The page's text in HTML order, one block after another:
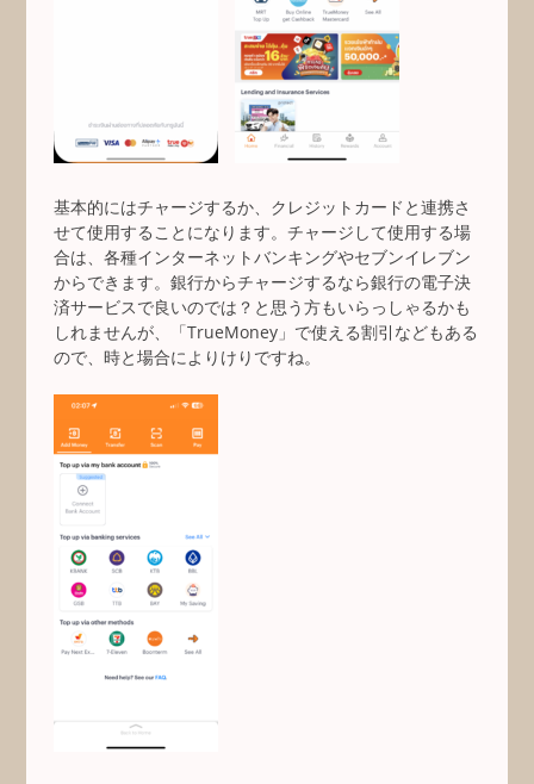
基本的にはチャージするか、クレジットカードと連携さ
せて使用することになります。チャージして使用する場
合は、各種インターネットバンキングやセブンイレブン
からできます。銀行からチャージするなら銀行の電子決
済サービスで良いのでは？と思う方もいらっしゃるかも
しれませんが、「TrueMoney」で使える割引などもある
ので、時と場合によりけりですね。